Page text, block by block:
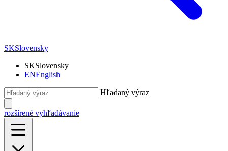
SKSlovensky
SKSlovensky
ENEnglish
Hľadaný výraz
rozšírené vyhľadávanie